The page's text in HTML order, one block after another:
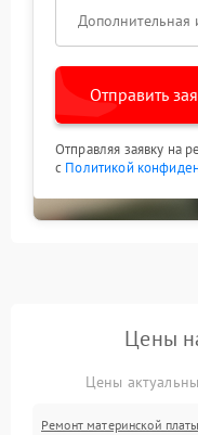
Отправить
Отправляя заявку на
с Политикой
Цены
Цены
Ремонт материнской платы